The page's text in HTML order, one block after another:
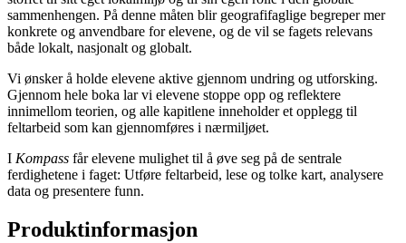
sammenhengen. På denne måten blir geografifaglige begreper mer
konkrete og anvendbare for elevene, og de vil se fagets relevans
både lokalt, nasjonalt og globalt.
Vi ønsker å holde elevene aktive gjennom undring og utforsking.
Gjennom hele boka lar vi elevene stoppe opp og reflektere
innimellom teorien, og alle kapitlene inneholder et opplegg til
feltarbeid som kan gjennomføres i nærmiljøet.
I Kompass får elevene mulighet til å øve seg på de sentrale
ferdighetene i faget: Utføre feltarbeid, lese og tolke kart, analysere
data og presentere funn.
Produktinformasjon